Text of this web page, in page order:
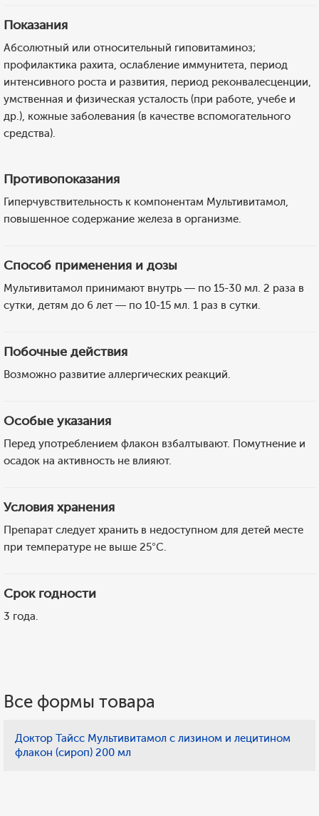
Показания
Абсолютный или относительный гиповитаминоз;
профилактика рахита, ослабление иммунитета, период
интенсивного роста и развития, период реконвалесценции,
умственная и физическая усталость (при работе, учебе и
др.), кожные заболевания (в качестве вспомогательного
средства).
Противопоказания
Гиперчувствительность к компонентам Мультивитамол,
повышенное содержание железа в организме.
Способ применения и дозы
Мультивитамол принимают внутрь — по 15-30 мл. 2 раза в
сутки, детям до 6 лет — по 10-15 мл. 1 раз в сутки.
Побочные действия
Возможно развитие аллергических реакций.
Особые указания
Перед употреблением флакон взбалтывают. Помутнение и
осадок на активность не влияют.
Условия хранения
Препарат следует хранить в недоступном для детей месте
при температуре не выше 25°С.
Срок годности
3 года.
Все формы товара
Доктор Тайсс Мультивитамол с лизином и лецитином
флакон (сироп) 200 мл